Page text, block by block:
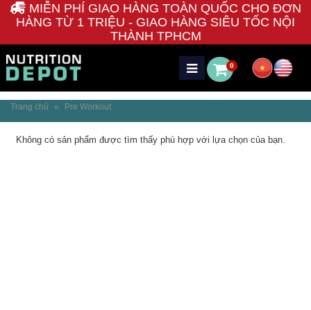
MIỄN PHÍ GIAO HÀNG TOÀN QUỐC CHO ĐƠN
HÀNG TỪ 1 TRIỆU - GIAO HÀNG SIÊU TỐC NỘI
THÀNH TPHCM
0
Trang chủ » Pre Workout
Không có sản phẩm được tìm thấy phù hợp với lựa chọn của bạn.